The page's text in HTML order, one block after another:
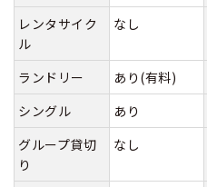
レンタサイク
ル
なし
ランドリー あり(有料)
シングル
あり
グループ貸切
り
なし